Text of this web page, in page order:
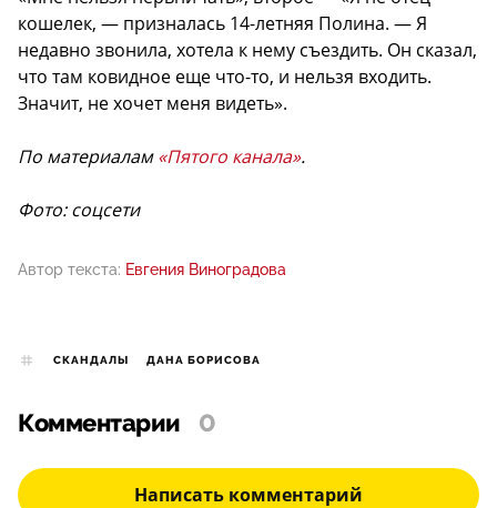
кошелек, — призналась 14-летняя Полина. — Я
недавно звонила, хотела к нему съездить. Он сказал,
что там ковидное еще что-то, и нельзя входить.
Значит, не хочет меня видеть».
По материалам«Пятого канала».
Фото: соцсети
Автор текста: Евгения Виноградова
СКАНДАЛЫ ДАНА БОРИСОВА
Комментарии 0
Написать комментарий